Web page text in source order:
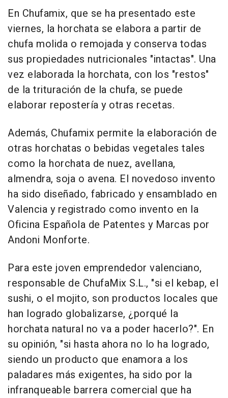
En Chufamix, que se ha presentado este
viernes, la horchata se elabora a partir de
chufa molida o remojada y conserva todas
sus propiedades nutricionales "intactas". Una
vez elaborada la horchata, con los "restos"
de la trituración de la chufa, se puede
elaborar repostería y otras recetas.
Además, Chufamix permite la elaboración de
otras horchatas o bebidas vegetales tales
como la horchata de nuez, avellana,
almendra, soja o avena. El novedoso invento
ha sido diseñado, fabricado y ensamblado en
Valencia y registrado como invento en la
Oficina Española de Patentes y Marcas por
Andoni Monforte.
Para este joven emprendedor valenciano,
responsable de ChufaMix S.L., "si el kebap, el
sushi, o el mojito, son productos locales que
han logrado globalizarse, ¿porqué la
horchata natural no va a poder hacerlo?". En
su opinión, "si hasta ahora no lo ha logrado,
siendo un producto que enamora a los
paladares más exigentes, ha sido por la
infranqueable barrera comercial que ha